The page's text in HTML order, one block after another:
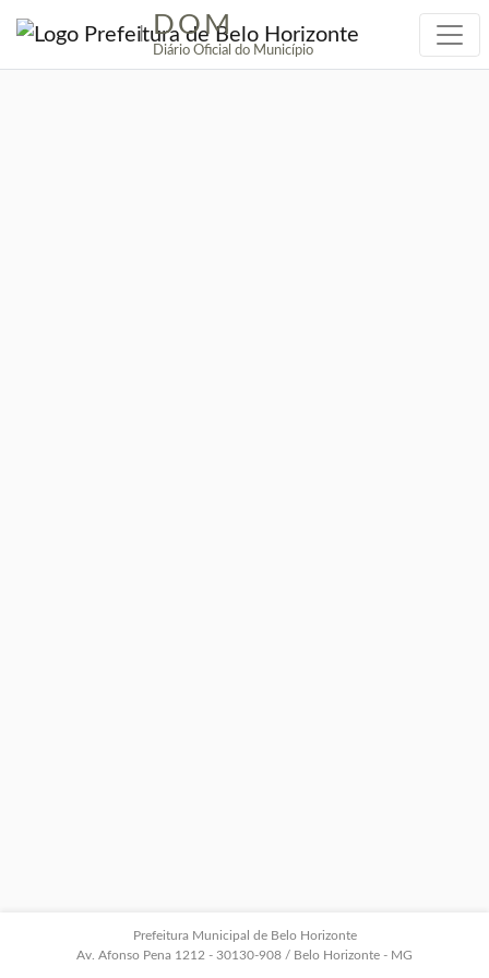
| DOM
Diário Oficial do Município
Prefeitura Municipal de Belo Horizonte
Av. Afonso Pena 1212 - 30130-908 / Belo Horizonte - MG